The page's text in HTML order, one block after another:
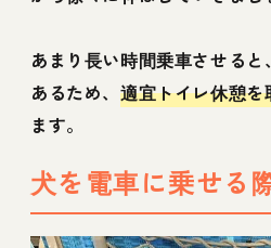
あまり長い時間乗車させる
あるため、 適宜トイレ休憩
ます。
犬を電車に乗せる